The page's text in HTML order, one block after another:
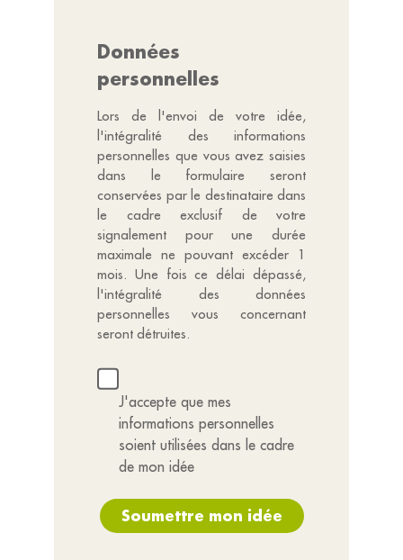
Données
personnelles
Lors de l'envoi de votre idée,
l'intégralité des informations
personnelles que vous avez saisies
dans le formulaire seront
conservées par le destinataire dans
le cadre exclusif de votre
signalement pour une durée
maximale ne pouvant excéder 1
mois. Une fois ce délai dépassé,
l'intégralité des données
personnelles vous concernant
seront détruites.
J'accepte que mes
informations personnelles
soient utilisées dans le cadre
de mon idée
Soumettre mon idée